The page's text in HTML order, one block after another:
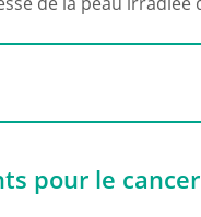
pour le